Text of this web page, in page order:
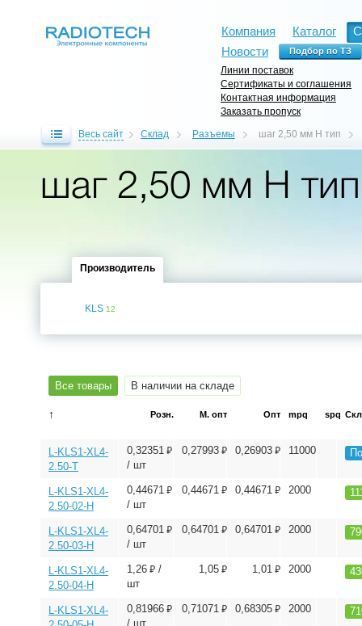
Компания Каталог
Новости
Линии поставок
Сертификаты и соглашения
Контактная информация
Заказать пропуск
Весь сайт Склад Разъемы шаг 2,50 мм H тип
шаг 2,50 мм H тип
Производитель
KLS 12
Все товары В наличии на складе
↑ Розн. М. опт Опт mpq spq
L-KLS1-XL4-
2.50-T
0,32351 ⃏
/ шт
0,27993 ⃏ 0,26903 ⃏ 11000
L-KLS1-XL4-
2.50-02-H
0,44671 ⃏
/ шт
0,44671 ⃏ 0,44671 ⃏ 2000
L-KLS1-XL4-
2.50-03-H
0,64701 ⃏
/ шт
0,64701 ⃏ 0,64701 ⃏ 2000
L-KLS1-XL4-
2.50-04-H
1,26 ⃏ /
шт
1,05 ⃏ 1,01 ⃏ 2000
L-KLS1-XL4-
0,81966 ⃏
/ шт
0,71071 ⃏ 0,68305 ⃏ 2000